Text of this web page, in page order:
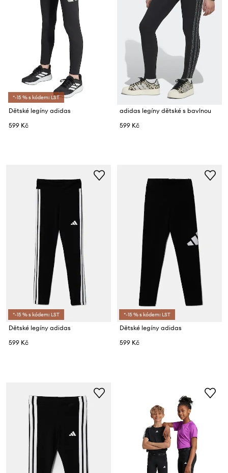
*-15 % s kódem: LST
Dětské legíny adidas
599 Kč
adidas legíny dětské s bavlnou
599 Kč
*-15 % s kódem: LST
Dětské legíny adidas
599 Kč
*-15 % s kódem: LST
Dětské legíny adidas
599 Kč